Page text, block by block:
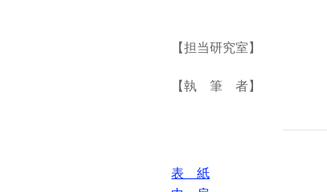
【担当研究室】
【執 筆 者】
表 紙